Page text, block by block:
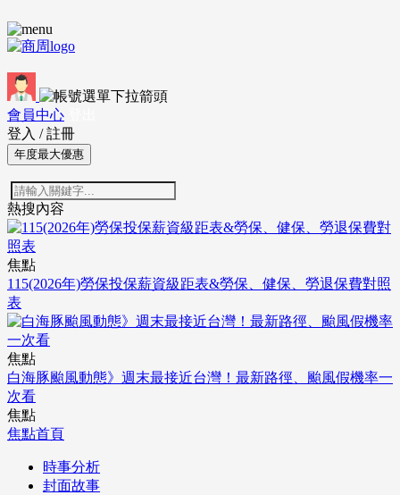
會員中心
登入 / 註冊
年度最大優惠
熱搜內容
焦點
115(2026年)勞保投保薪資級距表&勞保、健保、勞退保費對照
表
焦點
白海豚颱風動態》週末最接近台灣！最新路徑、颱風假機率一
次看
焦點
焦點首頁
時事分析
封面故事